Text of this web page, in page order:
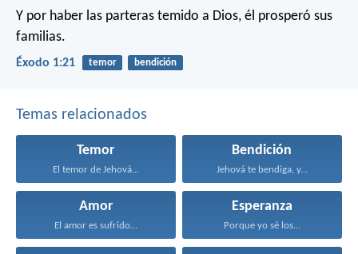
Y por haber las parteras temido a Dios, él prosperó sus
familias.
Éxodo 1:21 temor bendición
Temas relacionados
Temor
El temor de Jehová...
Bendición
Jehová te bendiga, y...
Amor
El amor es sufrido...
Esperanza
Porque yo sé los...